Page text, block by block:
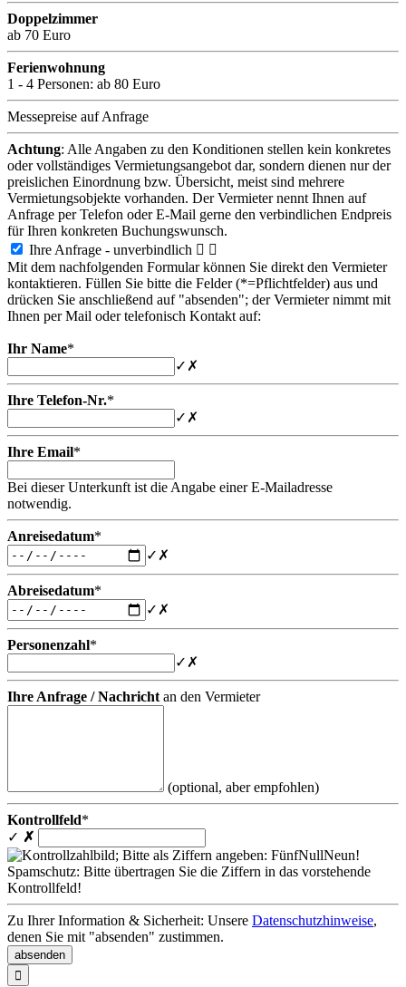
Doppelzimmer
ab 70 Euro
Ferienwohnung
1 - 4 Personen: ab 80 Euro
Messepreise auf Anfrage
Achtung: Alle Angaben zu den Konditionen stellen kein konkretes
oder vollständiges Vermietungsangebot dar, sondern dienen nur der
preislichen Einordnung bzw. Übersicht, meist sind mehrere
Vermietungsobjekte vorhanden. Der Vermieter nennt Ihnen auf
Anfrage per Telefon oder E-Mail gerne den verbindlichen Endpreis
für Ihren konkreten Buchungswunsch.
Ihre Anfrage - unverbindlich  
Mit dem nachfolgenden Formular können Sie direkt den Vermieter
kontaktieren. Füllen Sie bitte die Felder (*=Pflichtfelder) aus und
drücken Sie anschließend auf "absenden"; der Vermieter nimmt mit
Ihnen per Mail oder telefonisch Kontakt auf:
Ihr Name*
✓ ✗
Ihre Telefon-Nr.*
✓ ✗
Ihre Email*
Bei dieser Unterkunft ist die Angabe einer E-Mailadresse
notwendig.
Anreisedatum*
✓ ✗
Abreisedatum*
✓ ✗
Personenzahl*
✓ ✗
Ihre Anfrage / Nachricht an den Vermieter
(optional, aber empfohlen)
Kontrollfeld*
✓ ✗
Spamschutz: Bitte übertragen Sie die Ziffern in das vorstehende
Kontrollfeld!
Zu Ihrer Information & Sicherheit: Unsere Datenschutzhinweise,
denen Sie mit "absenden" zustimmen.
